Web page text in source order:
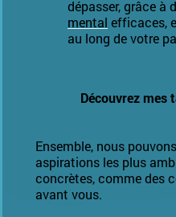
dépasser, grâce à
mental efficaces,
au long de votre
Découvrez mes
Ensemble, nous
aspirations les plus
concrètes, comme des
avant vous.